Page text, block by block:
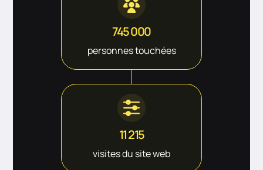
745 000
personnes touchées
11 215
visites du site web